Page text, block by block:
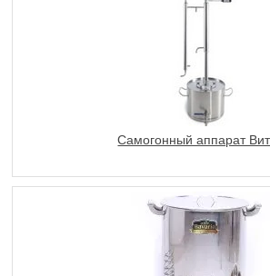
Самогонный аппарат